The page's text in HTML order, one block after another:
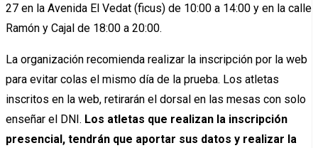
27 en la Avenida El Vedat (ficus) de 10:00 a 14:00 y en la calle
Ramón y Cajal de 18:00 a 20:00.
La organización recomienda realizar la inscripción por la web
para evitar colas el mismo día de la prueba. Los atletas
inscritos en la web, retirarán el dorsal en las mesas con solo
enseñar el DNI. Los atletas que realizan la inscripción
presencial, tendrán que aportar sus datos y realizar la